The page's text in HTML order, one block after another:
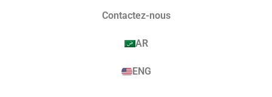
Contactez-nous
AR
ENG